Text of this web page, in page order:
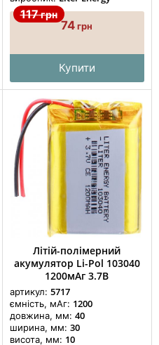
74грн
117грн
Купити
Літій-полімерний
акумулятор Li-Pol 103040
1200мАг 3.7В
артикул: 5717
ємність, мАг: 1200
довжина, мм: 40
ширина, мм: 30
висота, мм: 10